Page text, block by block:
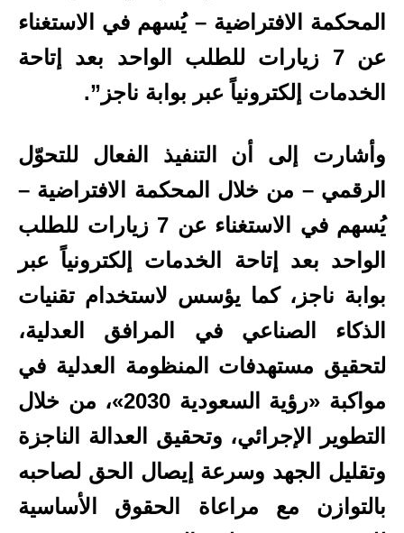
المحكمة الافتراضية – يُسهم في الاستغناء
عن 7 زيارات للطلب الواحد بعد إتاحة
الخدمات إلكترونياً عبر بوابة ناجز”.
وأشارت إلى أن التنفيذ الفعال للتحوّل
الرقمي – من خلال المحكمة الافتراضية –
يُسهم في الاستغناء عن 7 زيارات للطلب
الواحد بعد إتاحة الخدمات إلكترونياً عبر
بوابة ناجز، كما يؤسس لاستخدام تقنيات
الذكاء الصناعي في المرافق العدلية،
لتحقيق مستهدفات المنظومة العدلية في
مواكبة «رؤية السعودية 2030»، من خلال
التطوير الإجرائي، وتحقيق العدالة الناجزة
وتقليل الجهد وسرعة إيصال الحق لصاحبه
بالتوازن مع مراعاة الحقوق الأساسية